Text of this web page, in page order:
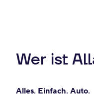
Wer ist
Alles. Einfach. Auto.